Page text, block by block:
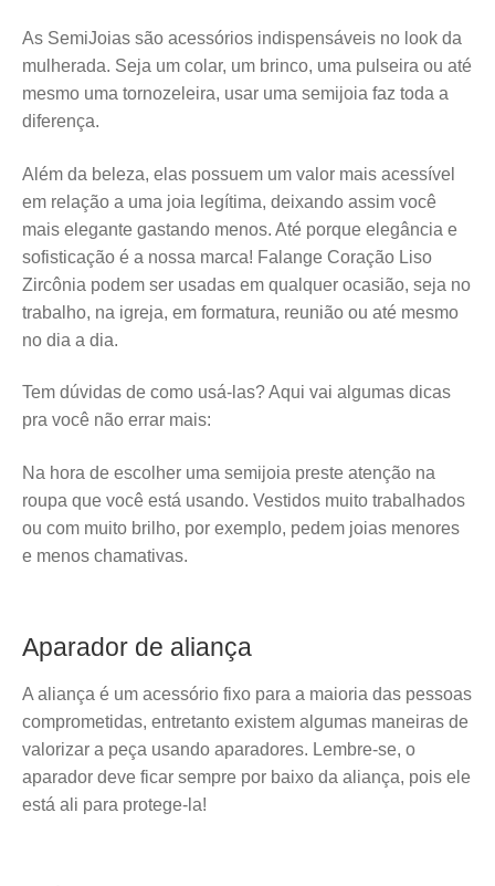
As SemiJoias são acessórios indispensáveis no look da
mulherada. Seja um colar, um brinco, uma pulseira ou até
mesmo uma tornozeleira, usar uma semijoia faz toda a
diferença.
Além da beleza, elas possuem um valor mais acessível
em relação a uma joia legítima, deixando assim você
mais elegante gastando menos. Até porque elegância e
sofisticação é a nossa marca! Falange Coração Liso
Zircônia podem ser usadas em qualquer ocasião, seja no
trabalho, na igreja, em formatura, reunião ou até mesmo
no dia a dia.
Tem dúvidas de como usá-las? Aqui vai algumas dicas
pra você não errar mais:
Na hora de escolher uma semijoia preste atenção na
roupa que você está usando. Vestidos muito trabalhados
ou com muito brilho, por exemplo, pedem joias menores
e menos chamativas.
Aparador de aliança
A aliança é um acessório fixo para a maioria das pessoas
comprometidas, entretanto existem algumas maneiras de
valorizar a peça usando aparadores. Lembre-se, o
aparador deve ficar sempre por baixo da aliança, pois ele
está ali para protege-la!